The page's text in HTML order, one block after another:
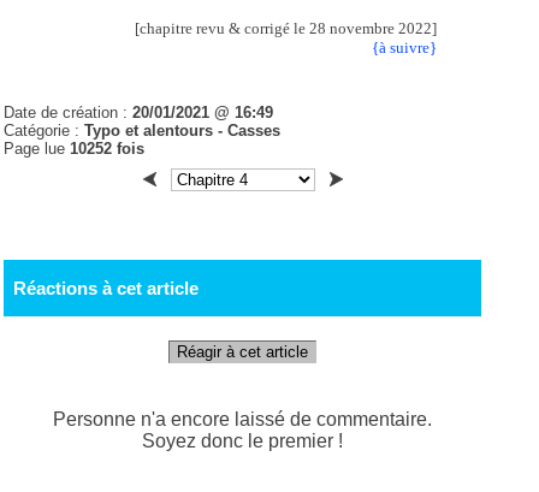
[chapitre revu & corrigé le 28 novembre 2022]
{à suivre}
Date de création :20/01/2021 @ 16:49
Catégorie :Typo et alentours - Casses
Page lue 10252 fois
Réactions à cet article
Réagir à cet article
Personne n'a encore laissé de commentaire.
Soyez donc le premier !